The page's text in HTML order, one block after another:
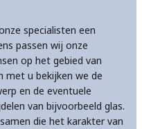
specialisten een
passen wij onze
op het gebied van
met u bekijken we de
en de eventuele
van bijvoorbeeld glas.
die het karakter van